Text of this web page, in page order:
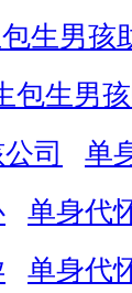
生男孩
包生男
司
单
单身代
单身代